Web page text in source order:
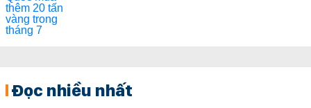
Đọc nhiều nhất